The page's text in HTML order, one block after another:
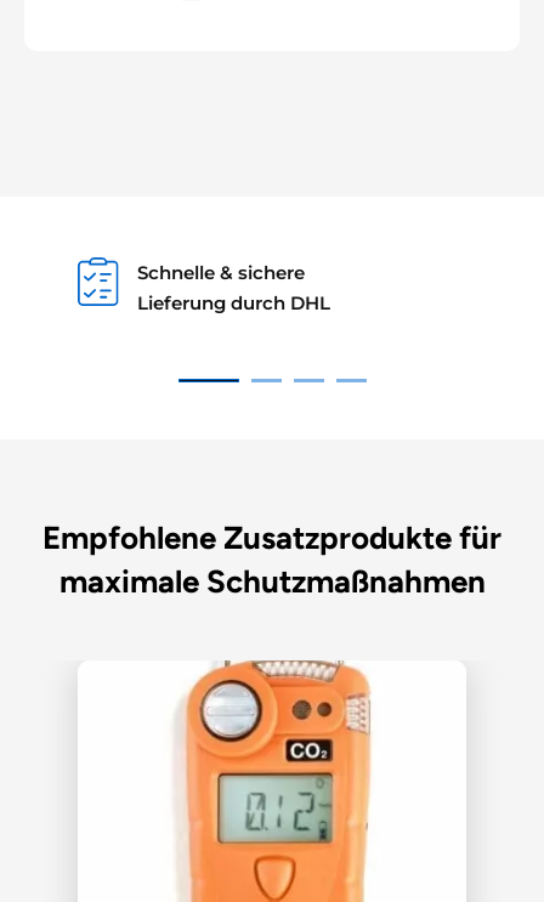
Schnelle & sichere
Lieferung durch DHL
Empfohlene Zusatzprodukte für
maximale Schutzmaßnahmen